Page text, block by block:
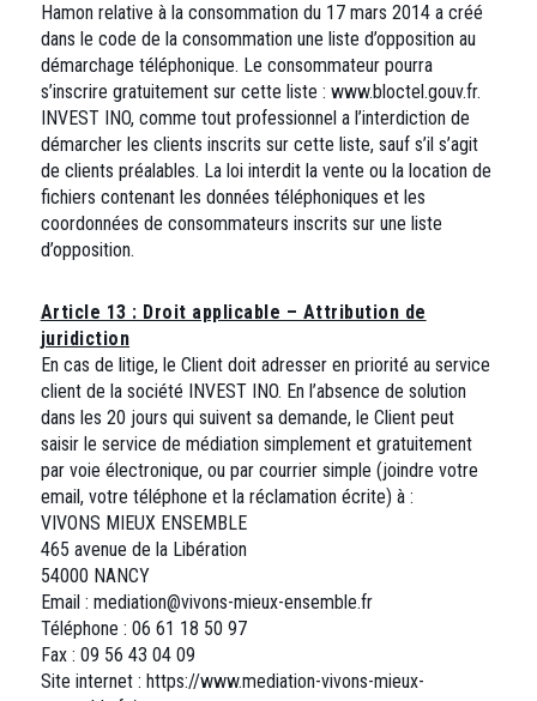
Hamon relative à la consommation du 17 mars 2014 a créé
dans le code de la consommation une liste d’opposition au
démarchage téléphonique. Le consommateur pourra
s’inscrire gratuitement sur cette liste : www.bloctel.gouv.fr.
INVEST INO, comme tout professionnel a l’interdiction de
démarcher les clients inscrits sur cette liste, sauf s’il s’agit
de clients préalables. La loi interdit la vente ou la location de
fichiers contenant les données téléphoniques et les
coordonnées de consommateurs inscrits sur une liste
d’opposition.
Article 13 : Droit applicable – Attribution de
juridiction
En cas de litige, le Client doit adresser en priorité au service
client de la société INVEST INO. En l’absence de solution
dans les 20 jours qui suivent sa demande, le Client peut
saisir le service de médiation simplement et gratuitement
par voie électronique, ou par courrier simple (joindre votre
email, votre téléphone et la réclamation écrite) à :
VIVONS MIEUX ENSEMBLE
465 avenue de la Libération
54000 NANCY
Email : mediation@vivons-mieux-ensemble.fr
Téléphone : 06 61 18 50 97
Fax : 09 56 43 04 09
Site internet : https://www.mediation-vivons-mieux-